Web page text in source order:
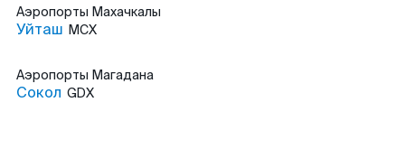
Аэропорты Махачкалы
Уйташ MCX
Аэропорты Магадана
Сокол GDX